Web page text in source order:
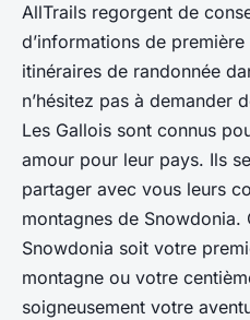
AllTrails regorgent de
d’informations de
itinéraires de randonnée
n’hésitez pas à demander
Les Gallois sont connus
amour pour leur pays. Ils
partager avec vous leurs
montagnes de Snowdonia.
Snowdonia soit votre
montagne ou votre
soigneusement votre